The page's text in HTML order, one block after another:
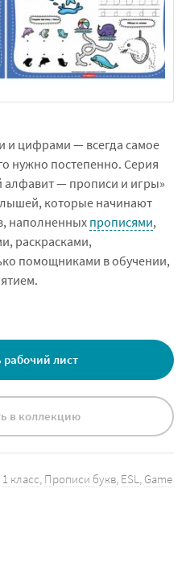
и цифрами — всегда самое
нужно постепенно. Серия
алфавит — прописи и игры»
которые начинают
наполненных прописями,
раскрасками,
помощниками в обучении,
рабочий лист
в коллекцию
1 класс Прописи букв ESL Game